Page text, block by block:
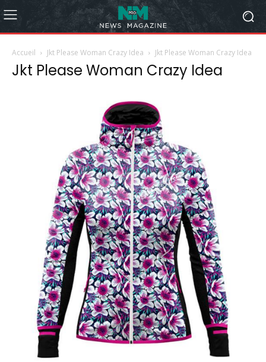
Accueil Jkt Please Woman Crazy Idea Jkt Please Woman Crazy Idea
Jkt Please Woman Crazy Idea